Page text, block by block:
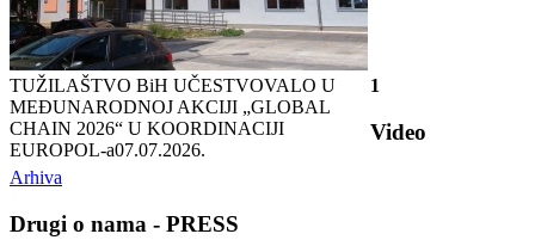
TUŽILAŠTVO BiH UČESTVOVALO U
MEĐUNARODNOJ AKCIJI „GLOBAL
CHAIN 2026“ U KOORDINACIJI
EUROPOL-a07.07.2026.
1
Video
Arhiva
Drugi o nama - PRESS